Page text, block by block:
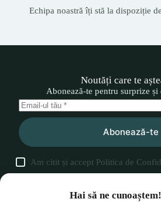
Echipa noastră îți stă la dispoziție
Noutăți care te
Abonează-te pentru surprize și
Abonează-te
Am citit și accept Politica de
Hai să ne cunoaștem!